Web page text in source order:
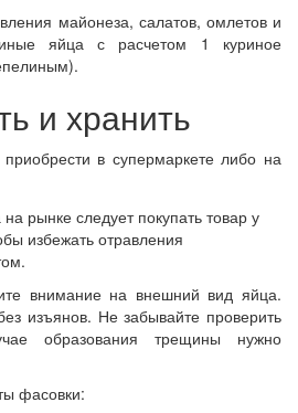
майонеза, салатов, омлетов и
яйца с расчетом 1 куриное
и хранить
в супермаркете либо на
рынке следует покупать товар у
избежать отравления
внимание на внешний вид яйца.
изъянов. Не забывайте проверить
образования трещины нужно
фасовки: